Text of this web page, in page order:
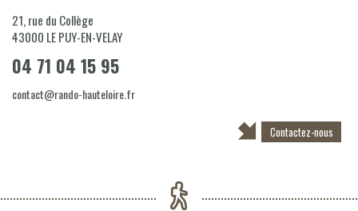
21, rue du Collège
43000 LE PUY-EN-VELAY
04 71 04 15 95
contact@rando-hauteloire.fr
Contactez-nous